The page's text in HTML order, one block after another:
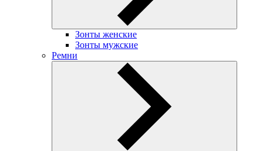
Зонты женские
Зонты мужские
Ремни